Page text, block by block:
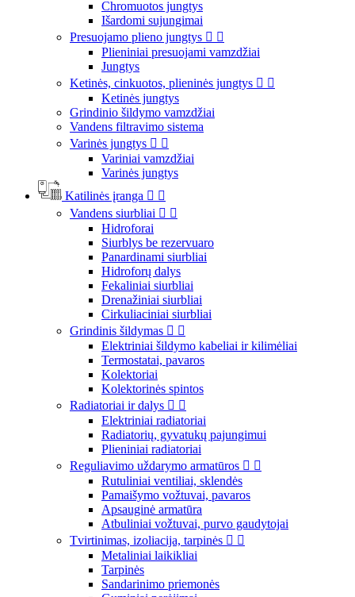
Chromuotos jungtys
Išardomi sujungimai
Presuojamo plieno jungtys  
Plieniniai presuojami vamzdžiai
Jungtys
Ketinės, cinkuotos, plieninės jungtys  
Ketinės jungtys
Grindinio šildymo vamzdžiai
Vandens filtravimo sistema
Varinės jungtys  
Variniai vamzdžiai
Varinės jungtys
Katilinės įranga  
Vandens siurbliai  
Hidroforai
Siurblys be rezervuaro
Panardinami siurbliai
Hidroforų dalys
Fekaliniai siurbliai
Drenažiniai siurbliai
Cirkuliaciniai siurbliai
Grindinis šildymas  
Elektriniai šildymo kabeliai ir kilimėliai
Termostatai, pavaros
Kolektoriai
Kolektorinės spintos
Radiatoriai ir dalys  
Elektriniai radiatoriai
Radiatorių, gyvatukų pajungimui
Plieniniai radiatoriai
Reguliavimo uždarymo armatūros  
Rutuliniai ventiliai, sklendės
Pamaišymo vožtuvai, pavaros
Apsauginė armatūra
Atbuliniai vožtuvai, purvo gaudytojai
Tvirtinimas, izoliacija, tarpinės  
Metaliniai laikikliai
Tarpinės
Sandarinimo priemonės